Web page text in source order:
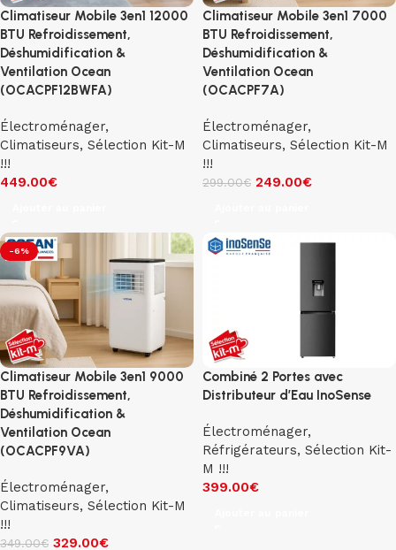
Climatiseur Mobile 3en1 12000
BTU Refroidissement,
Déshumidification &
Ventilation Ocean
(OCACPF12BWFA)
Électroménager,
Climatiseurs, Sélection Kit-M
!!!
449.00€
Climatiseur Mobile 3en1 7000
BTU Refroidissement,
Déshumidification &
Ventilation Ocean
(OCACPF7A)
Électroménager,
Climatiseurs, Sélection Kit-M
!!!
299.00€ 249.00€
-6%
Climatiseur Mobile 3en1 9000
BTU Refroidissement,
Déshumidification &
Ventilation Ocean
(OCACPF9VA)
Électroménager,
Climatiseurs, Sélection Kit-M
!!!
349.00€ 329.00€
Combiné 2 Portes avec
Distributeur d’Eau InoSense
Électroménager,
Réfrigérateurs, Sélection Kit-
M !!!
399.00€